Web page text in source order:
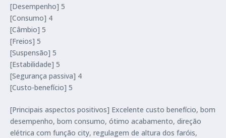
[Desempenho] 5
[Consumo] 4
[Câmbio] 5
[Freios] 5
[Suspensão] 5
[Estabilidade] 5
[Segurança passiva] 4
[Custo-benefício] 5
[Principais aspectos positivos] Excelente custo benefício, bom
desempenho, bom consumo, ótimo acabamento, direção
elétrica com função city, regulagem de altura dos faróis,